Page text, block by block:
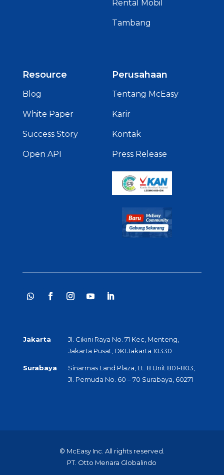
Rental Mobil
Tambang
Resource
Blog
White Paper
Success Story
Open API
Perusahaan
Tentang McEasy
Karir
Kontak
Press Release
Jakarta
Jl. Cikini Raya No. 71 Kec, Menteng,
Jakarta Pusat, DKI Jakarta 10330
Surabaya
Sinarmas Land Plaza, Lt. 8 Unit 801-803,
Jl. Pemuda No. 60 – 70 Surabaya, 60271
© McEasy Inc. All rights reserved.
PT. Otto Menara Globalindo